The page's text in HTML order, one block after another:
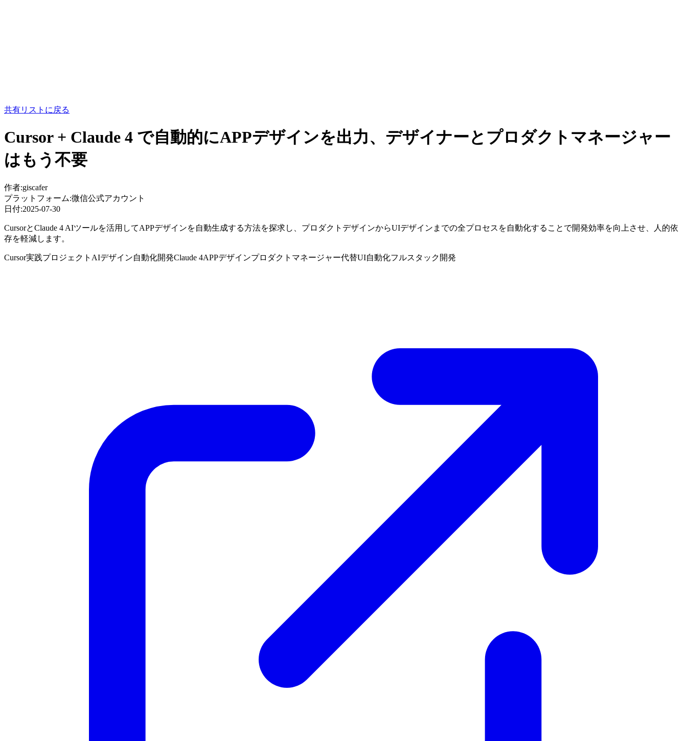
共有リストに戻る
Cursor + Claude 4 で自動的にAPPデザインを出力、デザイナーとプロダクトマネージャー
はもう不要
作者:giscafer
プラットフォーム:微信公式アカウント
日付:2025-07-30
CursorとClaude 4 AIツールを活用してAPPデザインを自動生成する方法を探求し、プロダクトデザインからUIデザインまでの全プロセスを自動化することで開発効率を向上させ、人的依
存を軽減します。
Cursor実践プロジェクト AIデザイン自動化開発Claude 4APPデザインプロダクトマネージャー代替UI自動化フルスタック開発